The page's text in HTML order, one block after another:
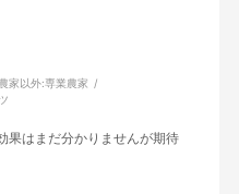
家以外:専業農家
果はまだ分かりませんが期待